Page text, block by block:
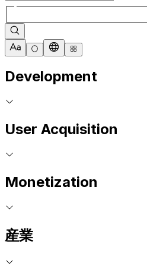
Development
User Acquisition
Monetization
産業